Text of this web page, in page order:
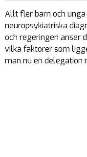
Allt fler barn och
neuropsykiatriska
och regeringen anser
vilka faktorer som
man nu en delegation